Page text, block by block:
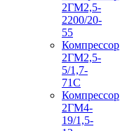
2ГМ2,5-
2200/20-
55
Компрессор
2ГМ2,5-
5/1,7-
71С
Компрессор
2ГМ4-
19/1,5-